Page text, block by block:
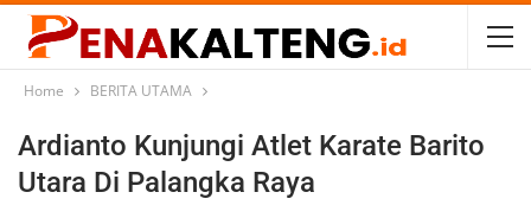
Home BERITA UTAMA
Ardianto Kunjungi Atlet Karate Barito
Utara Di Palangka Raya